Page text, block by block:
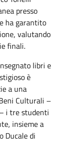
presso
ha garantito
valutando
finali.
libri e
è
a una
Culturali –
i tre studenti
insieme a
Ducale di